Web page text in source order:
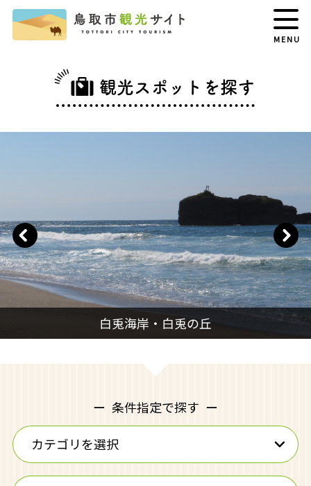
MENU
観光スポットを探す
条件指定で探す
カテゴリを選択